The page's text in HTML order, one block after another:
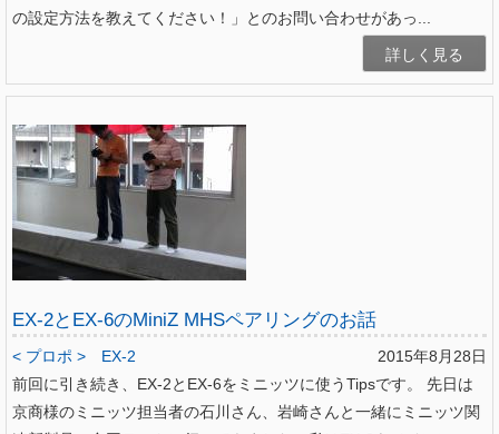
の設定方法を教えてください！」とのお問い合わせがあっ...
詳しく見る
EX-2とEX-6のMiniZ MHSペアリングのお話
2015年8月28日
< プロポ >
EX-2
前回に引き続き、EX-2とEX-6をミニッツに使うTipsです。 先日は
京商様のミニッツ担当者の石川さん、岩崎さんと一緒にミニッツ関